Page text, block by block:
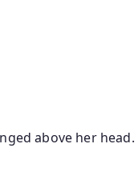
above her head.